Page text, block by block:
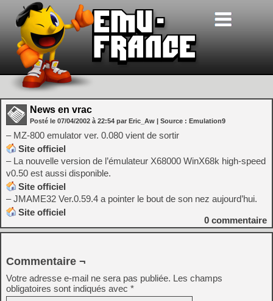
News en vrac
Posté le 07/04/2002 à 22:54 par Eric_Aw | Source : Emulation9
– MZ-800 emulator ver. 0.080 vient de sortir
Site officiel
– La nouvelle version de l’émulateur X68000 WinX68k high-speed
v0.50 est aussi disponible.
Site officiel
– JMAME32 Ver.0.59.4 a pointer le bout de son nez aujourd’hui.
Site officiel
0 commentaire
Commentaire ¬
Votre adresse e-mail ne sera pas publiée. Les champs
obligatoires sont indiqués avec *